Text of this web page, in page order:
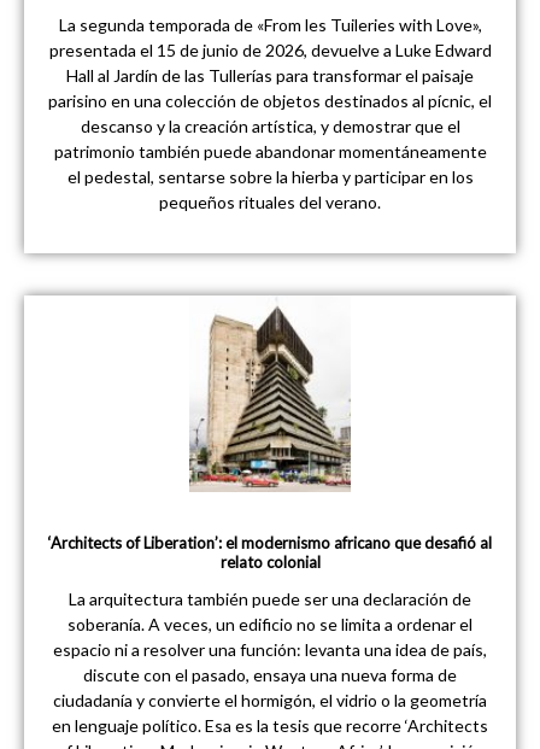
La segunda temporada de «From les Tuileries with Love»,
presentada el 15 de junio de 2026, devuelve a Luke Edward
Hall al Jardín de las Tullerías para transformar el paisaje
parisino en una colección de objetos destinados al pícnic, el
descanso y la creación artística, y demostrar que el
patrimonio también puede abandonar momentáneamente
el pedestal, sentarse sobre la hierba y participar en los
pequeños rituales del verano.
‘Architects of Liberation’: el modernismo africano que desafió al
relato colonial
La arquitectura también puede ser una declaración de
soberanía. A veces, un edificio no se limita a ordenar el
espacio ni a resolver una función: levanta una idea de país,
discute con el pasado, ensaya una nueva forma de
ciudadanía y convierte el hormigón, el vidrio o la geometría
en lenguaje político. Esa es la tesis que recorre ‘Architects